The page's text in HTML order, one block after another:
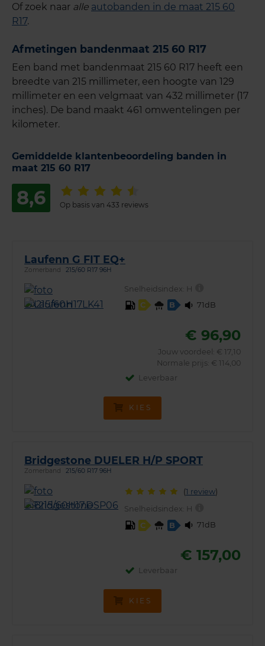
Of zoek naar alle autobanden in de maat 215 60
R17.
Afmetingen bandenmaat 215 60 R17
Een band met bandenmaat 215 60 R17 heeft een
breedte van 215 millimeter, een hoogte van 129
millimeter en een velgmaat van 432 millimeter (17
inches). De band maakt 461 omwentelingen per
kilometer.
Gemiddelde klantenbeoordeling banden in
maat 215 60 R17
8,6 Op basis van 433 reviews
Laufenn G FIT EQ+
Zomerband 215/60 R17 96H
Snelheidsindex: H
C
B 71dB
€ 96,90
Jouw voordeel: € 17,10
Normale prijs: € 114,00
Leverbaar
KIES
Bridgestone DUELER H/P SPORT
Zomerband 215/60 R17 96H
(1 review)
Snelheidsindex: H
C
B 71dB
€ 157,00
Leverbaar
KIES